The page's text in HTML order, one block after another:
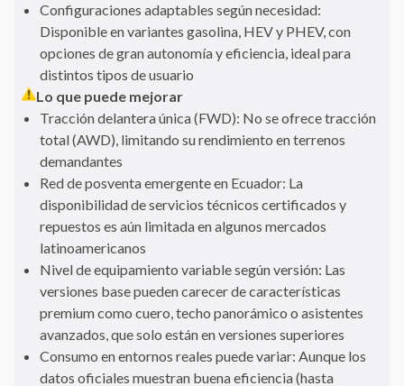
Configuraciones adaptables según necesidad:
Disponible en variantes gasolina, HEV y PHEV, con
opciones de gran autonomía y eficiencia, ideal para
distintos tipos de usuario
Lo que puede mejorar
Tracción delantera única (FWD): No se ofrece tracción
total (AWD), limitando su rendimiento en terrenos
demandantes
Red de posventa emergente en Ecuador: La
disponibilidad de servicios técnicos certificados y
repuestos es aún limitada en algunos mercados
latinoamericanos
Nivel de equipamiento variable según versión: Las
versiones base pueden carecer de características
premium como cuero, techo panorámico o asistentes
avanzados, que solo están en versiones superiores
Consumo en entornos reales puede variar: Aunque los
datos oficiales muestran buena eficiencia (hasta